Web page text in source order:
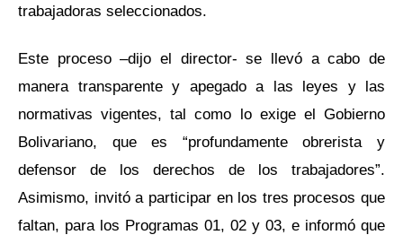
trabajadoras seleccionados.
Este proceso –dijo el director- se llevó a cabo de
manera transparente y apegado a las leyes y las
normativas vigentes, tal como lo exige el Gobierno
Bolivariano, que es “profundamente obrerista y
defensor de los derechos de los trabajadores”.
Asimismo, invitó a participar en los tres procesos que
faltan, para los Programas 01, 02 y 03, e informó que